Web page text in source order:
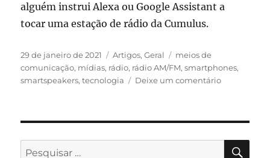
alguém instrui Alexa ou Google Assistant a
tocar uma estação de rádio da Cumulus.
Publicado
em
29 de janeiro de 2021 Categorias
Artigos,Geral Tags
meios de
comunicação, mídias, rádio, rádio AM/FM,smartphones,
smartspeakers,tecnologia Deixe um comentárioem
24%
Pesquisar